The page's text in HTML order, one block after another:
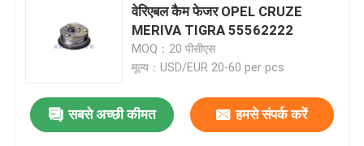
वेरिएबल कैम फेजर OPEL CRUZE
MERIVA TIGRA 55562222
MOQ：20 पीसीएस
मूल्य：USD/EUR 20-60 per pcs
सबसे अच्छी कीमत हमसे संपर्क करें